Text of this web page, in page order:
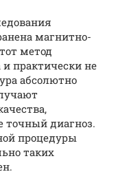
магнитно-
метод
и практически не
абсолютно
точный диагноз.
процедуры
таких